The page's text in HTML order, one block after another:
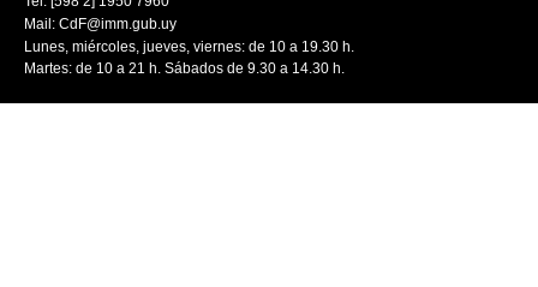
Mail: CdF@imm.gub.uy
Lunes, miércoles, jueves, viernes: de 10 a 19.30 h.
Martes: de 10 a 21 h. Sábados de 9.30 a 14.30 h.